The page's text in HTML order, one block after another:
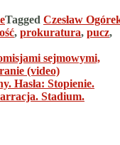
Tagged Czesław
, prokuratura, pucz,
sejmowymi,
(video)
Hasła: Stopienie.
Stadium.